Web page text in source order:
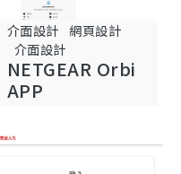
介面設計
網頁設計
介面設計
NETGEAR Orbi
APP